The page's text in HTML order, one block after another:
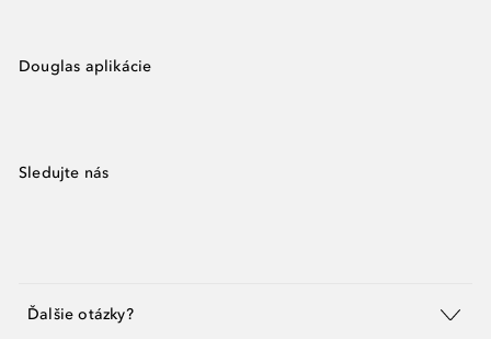
Douglas aplikácie
Sledujte nás
Ďalšie otázky?